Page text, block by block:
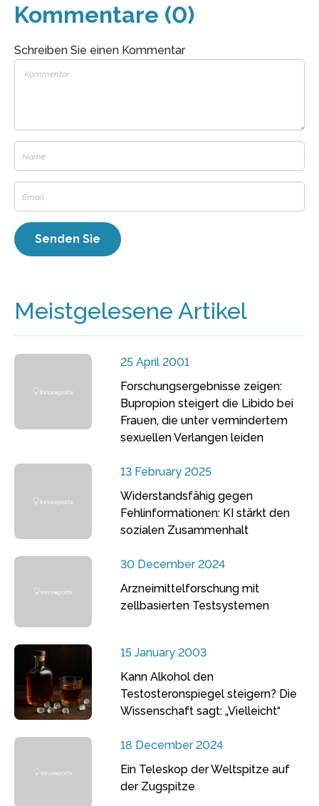
Kommentare (0)
Schreiben Sie einen Kommentar
Meistgelesene Artikel
25 April 2001
Forschungsergebnisse zeigen:
Bupropion steigert die Libido bei
Frauen, die unter vermindertem
sexuellen Verlangen leiden
13 February 2025
Widerstandsfähig gegen
Fehlinformationen: KI stärkt den
sozialen Zusammenhalt
30 December 2024
Arzneimittelforschung mit
zellbasierten Testsystemen
15 January 2003
Kann Alkohol den
Testosteronspiegel steigern? Die
Wissenschaft sagt: „Vielleicht“
18 December 2024
Ein Teleskop der Weltspitze auf
der Zugspitze